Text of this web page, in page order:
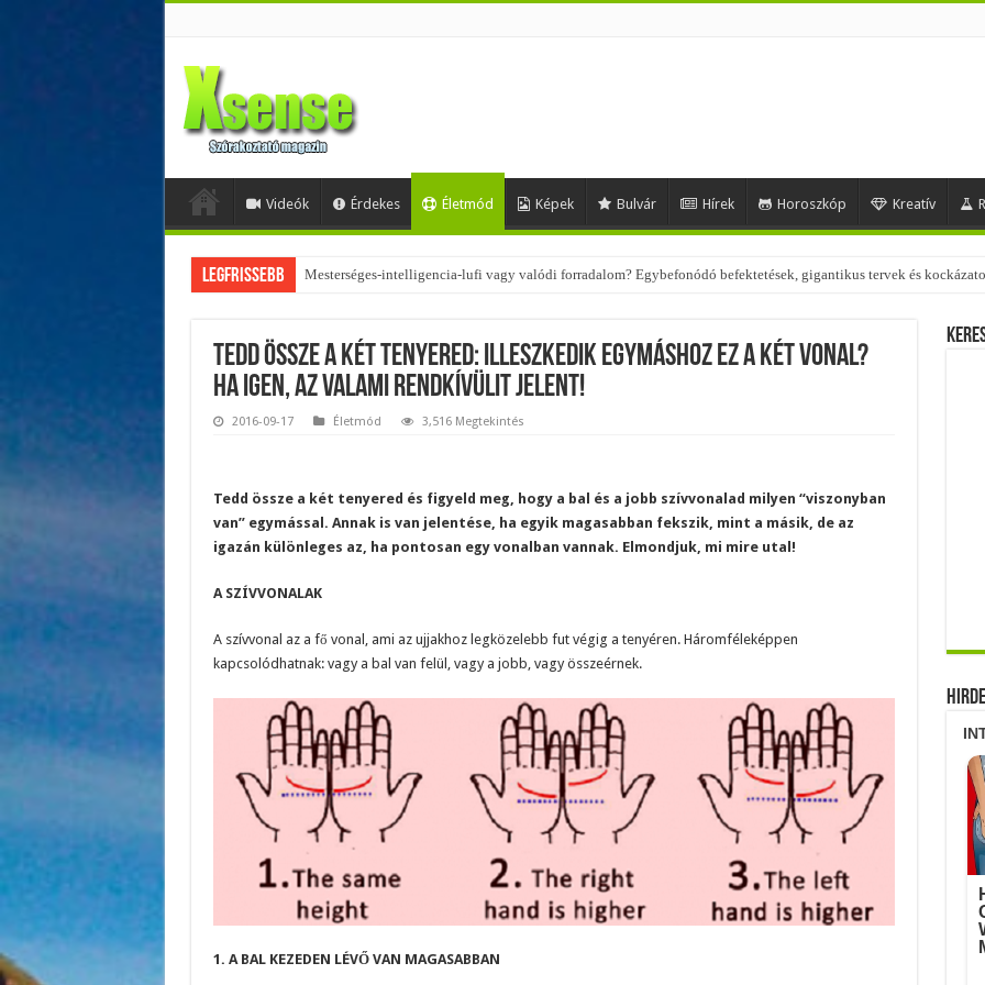
Videók Érdekes Életmód Képek Bulvár Hírek Horoszkóp Kreatív
Legfrissebb Mesterséges-intelligencia-lufi vagy valódi forradalom? Egybefonódó befektetések, gigantikus tervek és
Tedd össze a két tenyered: illeszkedik egymáshoz ez a két vonal?
Ha igen, az valami rendkívülit jelent!
2016-09-17 Életmód 3,516 Megtekintés
Tedd össze a két tenyered és figyeld meg, hogy a bal és a jobb szívvonalad milyen “viszonyban
van” egymással. Annak is van jelentése, ha egyik magasabban fekszik, mint a másik, de az
igazán különleges az, ha pontosan egy vonalban vannak. Elmondjuk, mi mire utal!
A SZÍVVONALAK
A szívvonal az a fő vonal, ami az ujjakhoz legközelebb fut végig a tenyéren. Háromféleképpen
kapcsolódhatnak: vagy a bal van felül, vagy a jobb, vagy összeérnek.
1. A BAL KEZEDEN LÉVŐ VAN MAGASABBAN